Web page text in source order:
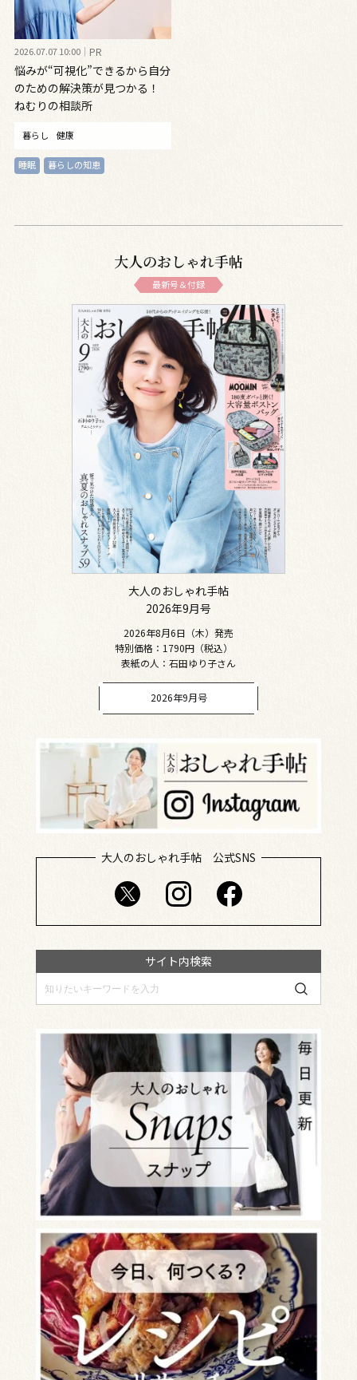
2026.07.07 10:00 PR
悩みが“可視化”できるから自分
のための解決策が見つかる！
ねむりの相談所
暮らし 健康
睡眠 暮らしの知恵
大人のおしゃれ手帖
最新号＆付録
大人のおしゃれ手帖
2026年9月号
2026年8月6日（木）発売
特別価格：1790円（税込）
表紙の人：石田ゆり子さん
2026年9月号
大人のおしゃれ手帖 公式SNS
サイト内検索